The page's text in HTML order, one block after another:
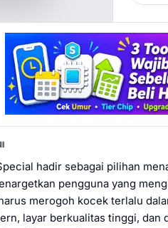
hadir sebagai pilihan
pengguna yang
merogoh kocek terlalu
layar berkualitas tinggi, dan